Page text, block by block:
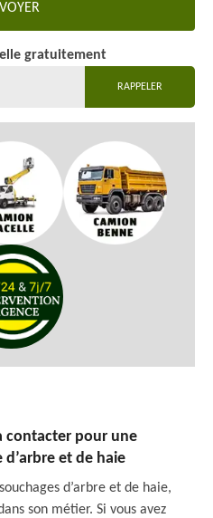
gratuitement
contacter pour une
et de haie
d’arbre et de haie,
son métier. Si vous avez